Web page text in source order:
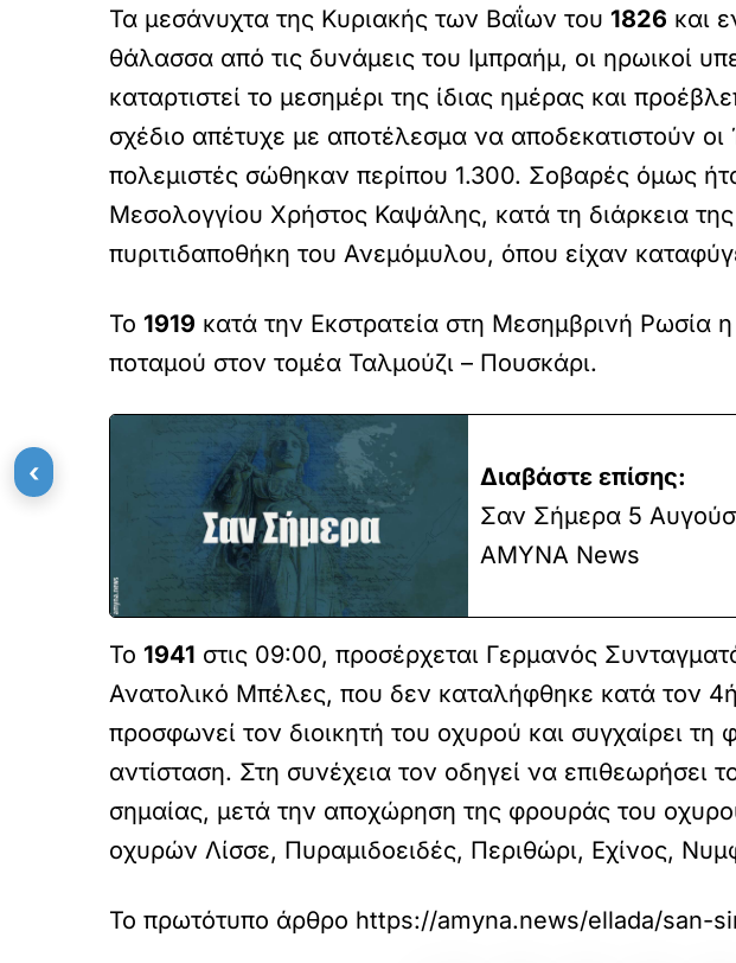
Τα μεσάνυχτα της Κυριακής των Βαΐων του 1826 και
θάλασσα από τις δυνάμεις του Ιμπραήμ, οι ηρωικοί
καταρτιστεί το μεσημέρι της ίδιας ημέρας και
σχέδιο απέτυχε με αποτέλεσμα να αποδεκατιστούν
πολεμιστές σώθηκαν περίπου 1.300. Σοβαρές όμως
Μεσολογγίου Χρήστος Καψάλης, κατά τη διάρκεια
πυριτιδαποθήκη του Ανεμόμυλου, όπου είχαν
Το 1919 κατά την Εκστρατεία στη Μεσημβρινή Ρωσία
ποταμού στον τομέα Ταλμούζι – Πουσκάρι.
Διαβάστε επίσης:
Σαν Σήμερα 5
ΑΜΥΝΑ News
Το 1941 στις 09:00, προσέρχεται Γερμανός
Ανατολικό Μπέλες, που δεν καταλήφθηκε κατά τον
προσφωνεί τον διοικητή του οχυρού και συγχαίρει
αντίσταση. Στη συνέχεια τον οδηγεί να επιθεωρήσει
σημαίας, μετά την αποχώρηση της φρουράς του
οχυρών Λίσσε, Πυραμιδοειδές, Περιθώρι, Εχίνος,
Το πρωτότυπο άρθρο https://amyna.news/ellada/san-
‹